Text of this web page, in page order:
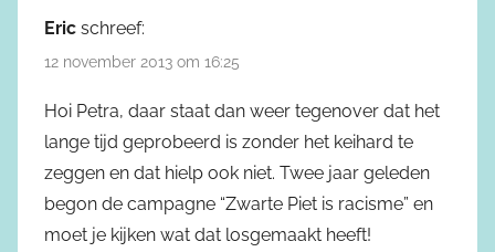
Eric schreef:
12 november 2013 om 16:25
Hoi Petra, daar staat dan weer tegenover dat het
lange tijd geprobeerd is zonder het keihard te
zeggen en dat hielp ook niet. Twee jaar geleden
begon de campagne “Zwarte Piet is racisme” en
moet je kijken wat dat losgemaakt heeft!